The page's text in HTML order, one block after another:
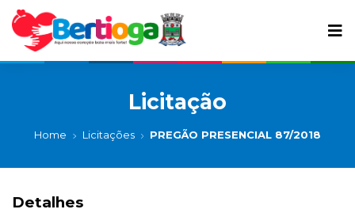
Licitação
Home Licitações PREGÃO PRESENCIAL 87/2018
Detalhes